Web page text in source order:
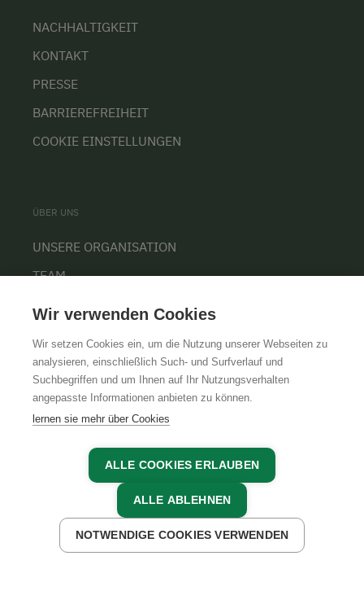
JETZT ANFRAGEN JETZT BUCHEN
NACHHALTIGKEIT
KONTAKT
PRESSE
BARRIEREFREIHEIT
COOKIE EINSTELLUNGEN
ÜBER UNS
UNSERE ORGANISATION
TEAM
AGBIMPRESSUMDATENSCHUTZ
Wir verwenden Cookies
Wir setzen Cookies ein, um die Nutzung unserer Webseiten zu
analysieren, einschließlich Such- und Surfverlauf und
Suchbegriffen und um Ihnen auf Ihr Nutzungsverhalten
angepasste Informationen anbieten zu können.
lernen sie mehr über Cookies
ALLE COOKIES ERLAUBEN
ALLE ABLEHNEN
NOTWENDIGE COOKIES VERWENDEN